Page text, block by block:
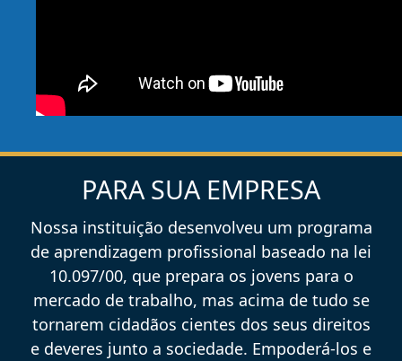
PARA SUA EMPRESA
Nossa instituição desenvolveu um programa
de aprendizagem profissional baseado na lei
10.097/00, que prepara os jovens para o
mercado de trabalho, mas acima de tudo se
tornarem cidadãos cientes dos seus direitos
e deveres junto a sociedade. Empoderá-los e